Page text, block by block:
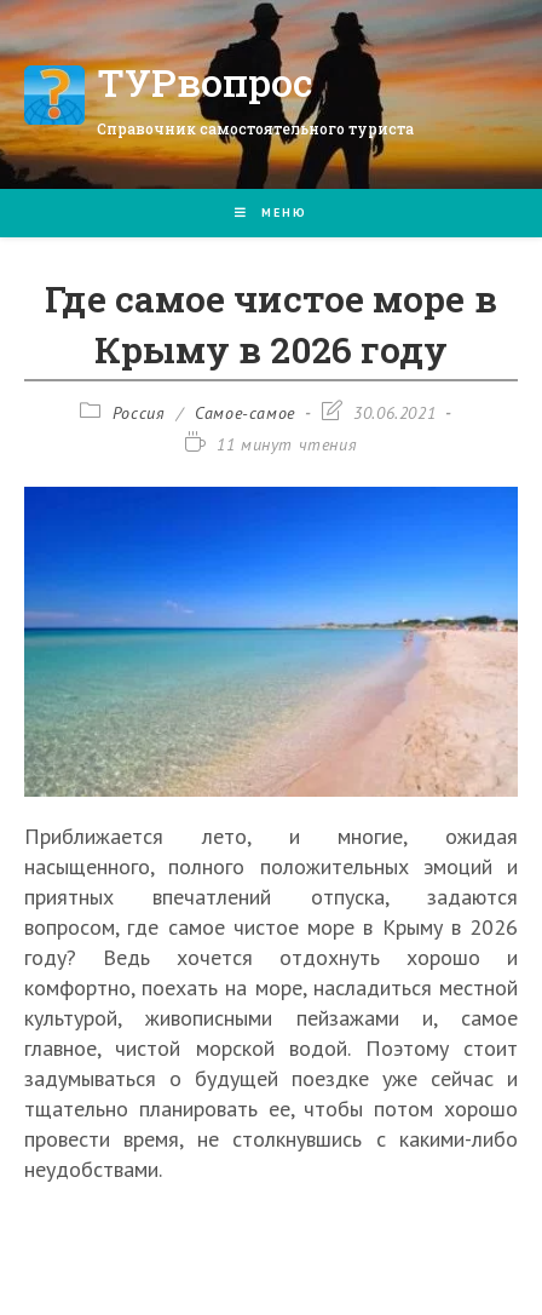
Перейти
к
содержимомуТУРвопрос
Справочник самостоятельного туриста
МЕНЮ
Где самое чистое море в
Крыму в 2026 году
Рубрика
Россия / Самое-самое
Запись30.06.2021
Время11 минут чтения
Приближается лето, и многие, ожидая
насыщенного, полного положительных эмоций и
приятных впечатлений отпуска, задаются
вопросом, где самое чистое море в Крыму в 2026
году? Ведь хочется отдохнуть хорошо и
комфортно, поехать на море, насладиться местной
культурой, живописными пейзажами и, самое
главное, чистой морской водой. Поэтому стоит
задумываться о будущей поездке уже сейчас и
тщательно планировать ее, чтобы потом хорошо
провести время, не столкнувшись с какими-либо
неудобствами.